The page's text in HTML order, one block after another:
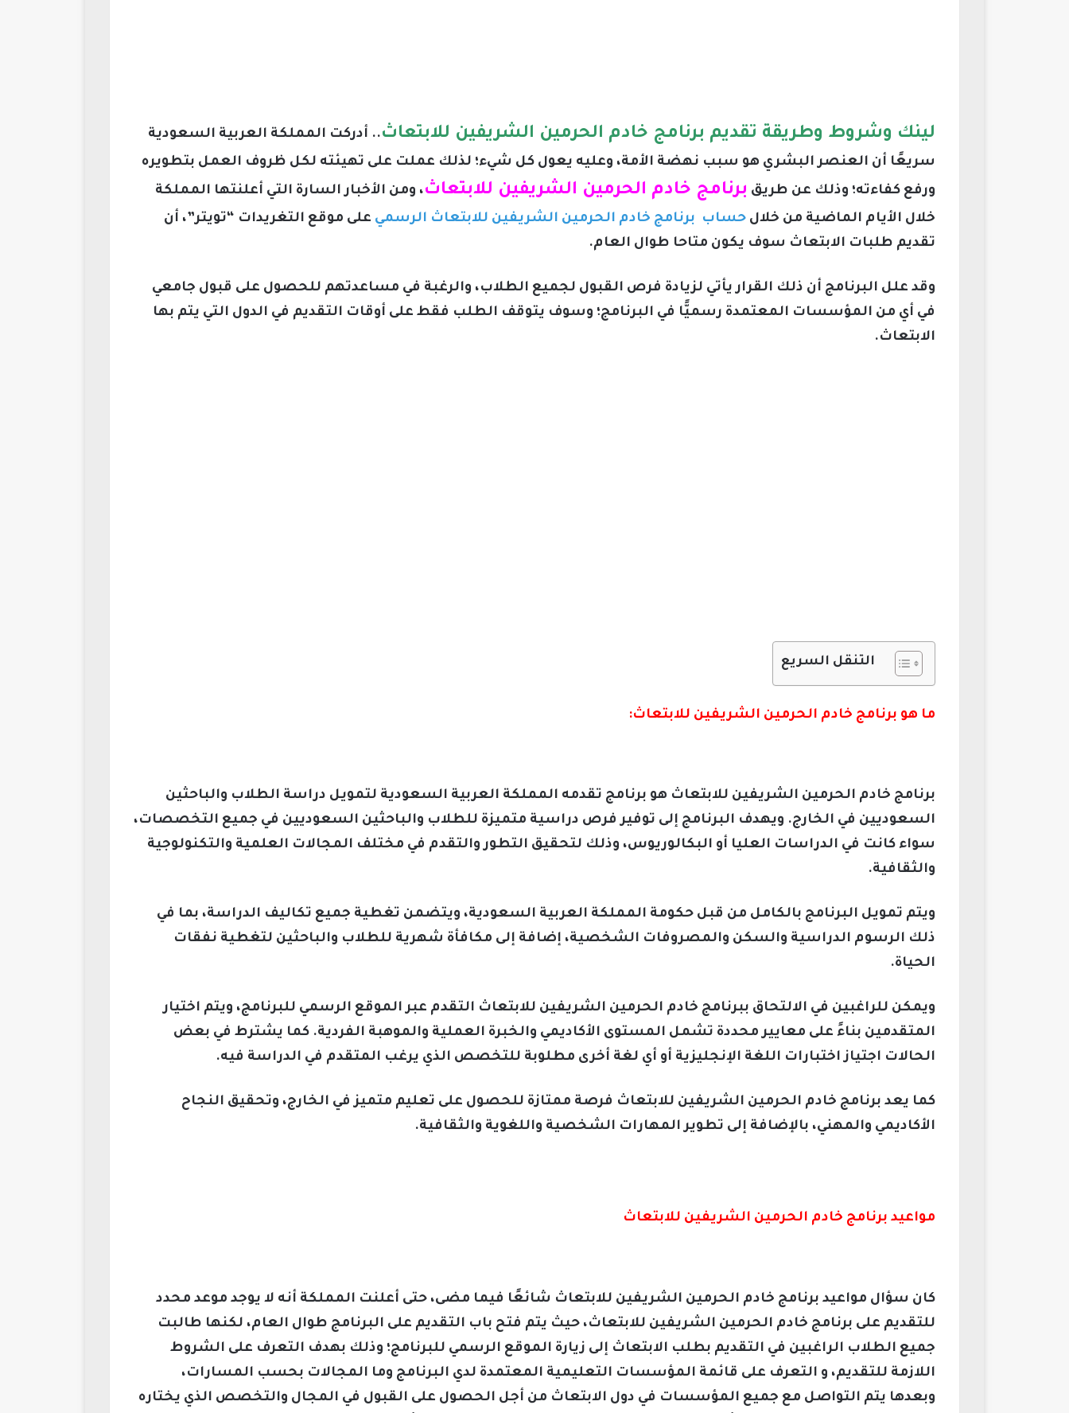
لينك وشروط وطريقة تقديم برنامج خادم الحرمين الشريفين للابتعاث.. أدركت المملكة العربية السعودية
سريعًا أن العنصر البشري هو سبب نهضة الأمة، وعليه يعول كل شيء؛ لذلك عملت على تهيئته لكل ظروف العمل بتطويره
ورفع كفاءته؛ وذلك عن طريق برنامج خادم الحرمين الشريفين للابتعاث، ومن الأخبار السارة التي أعلنتها المملكة
خلال الأيام الماضية من خلال حساب برنامج خادم الحرمين الشريفين للابتعاث الرسمي على موقع التغريدات “تويتر”، أن
تقديم طلبات الابتعاث سوف يكون متاحا طوال العام.
وقد علل البرنامج أن ذلك القرار يأتي لزيادة فرص القبول لجميع الطلاب، والرغبة في مساعدتهم للحصول على قبول جامعي
في أي من المؤسسات المعتمدة رسميًّا في البرنامج؛ وسوف يتوقف الطلب فقط على أوقات التقديم في الدول التي يتم بها
الابتعاث.
التنقل السريع
ما هو برنامج خادم الحرمين الشريفين للابتعاث:
برنامج خادم الحرمين الشريفين للابتعاث هو برنامج تقدمه المملكة العربية السعودية لتمويل دراسة الطلاب والباحثين
السعوديين في الخارج. ويهدف البرنامج إلى توفير فرص دراسية متميزة للطلاب والباحثين السعوديين في جميع التخصصات،
سواء كانت في الدراسات العليا أو البكالوريوس، وذلك لتحقيق التطور والتقدم في مختلف المجالات العلمية والتكنولوجية
والثقافية.
ويتم تمويل البرنامج بالكامل من قبل حكومة المملكة العربية السعودية، ويتضمن تغطية جميع تكاليف الدراسة، بما في
ذلك الرسوم الدراسية والسكن والمصروفات الشخصية، إضافة إلى مكافأة شهرية للطلاب والباحثين لتغطية نفقات
الحياة.
ويمكن للراغبين في الالتحاق ببرنامج خادم الحرمين الشريفين للابتعاث التقدم عبر الموقع الرسمي للبرنامج، ويتم اختيار
المتقدمين بناءً على معايير محددة تشمل المستوى الأكاديمي والخبرة العملية والموهبة الفردية. كما يشترط في بعض
الحالات اجتياز اختبارات اللغة الإنجليزية أو أي لغة أخرى مطلوبة للتخصص الذي يرغب المتقدم في الدراسة فيه.
كما يعد برنامج خادم الحرمين الشريفين للابتعاث فرصة ممتازة للحصول على تعليم متميز في الخارج، وتحقيق النجاح
الأكاديمي والمهني، بالإضافة إلى تطوير المهارات الشخصية واللغوية والثقافية.
مواعيد برنامج خادم الحرمين الشريفين للابتعاث
كان سؤال مواعيد برنامج خادم الحرمين الشريفين للابتعاث شائعًا فيما مضى، حتى أعلنت المملكة أنه لا يوجد موعد محدد
للتقديم على برنامج خادم الحرمين الشريفين للابتعاث، حيث يتم فتح باب التقديم على البرنامج طوال العام، لكنها طالبت
جميع الطلاب الراغبين في التقديم بطلب الابتعاث إلى زيارة الموقع الرسمي للبرنامج؛ وذلك بهدف التعرف على الشروط
اللازمة للتقديم، و التعرف على قائمة المؤسسات التعليمية المعتمدة لدي البرنامج وما المجالات بحسب المسارات،
وبعدها يتم التواصل مع جميع المؤسسات في دول الابتعاث من أجل الحصول على القبول في المجال والتخصص الذي يختاره